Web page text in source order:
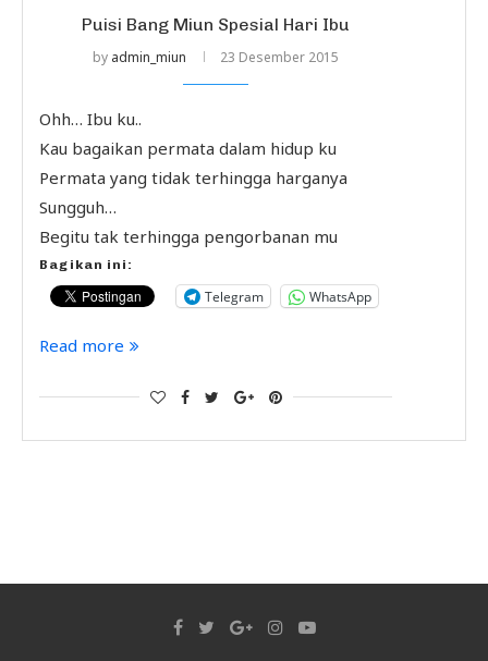
Puisi Bang Miun Spesial Hari Ibu
by admin_miun 23 Desember 2015
Ohh… Ibu ku..
Kau bagaikan permata dalam hidup ku
Permata yang tidak terhingga harganya
Sungguh…
Begitu tak terhingga pengorbanan mu
Bagikan ini:
Telegram WhatsApp
Read more